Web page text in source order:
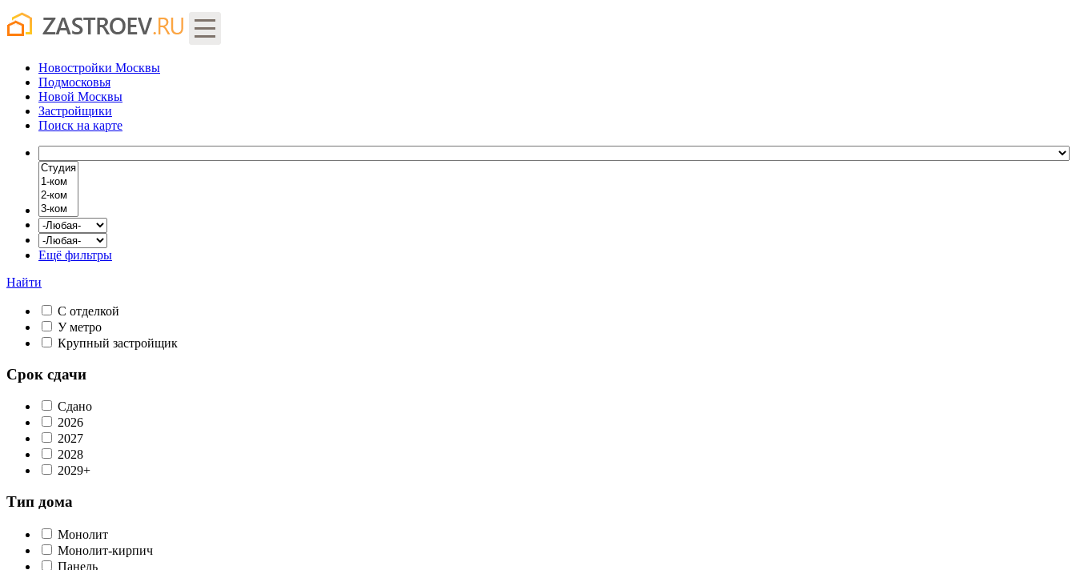
Новостройки Москвы
Подмосковья
Новой Москвы
Застройщики
Поиск на карте
Ещё фильтры
Найти
С отделкой
У метро
Крупный застройщик
Срок сдачи
Сдано
2026
2027
2028
2029+
Тип дома
Монолит
Монолит-кирпич
Панель